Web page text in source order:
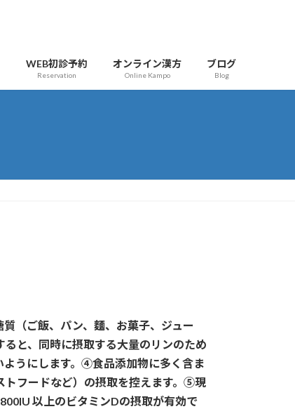
WEB初診予約
Reservation
オンライン漢方
Online Kampo
ブログ
Blog
（ご飯、パン、麵、お菓子、ジュー
と、同時に摂取する大量のリンのため
ようにします。④食品添加物に多く含ま
トフードなど）の摂取を控えます。⑤現
以上のビタミンDの摂取が有効で